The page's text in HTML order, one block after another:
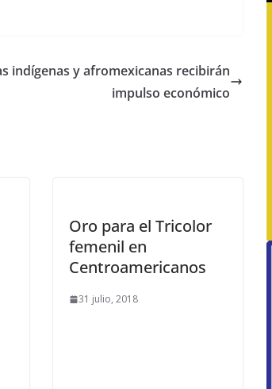
indígenas y afromexicanas recibirán
impulso económico
Oro para el Tricolor
femenil en
Centroamericanos
31 julio, 2018